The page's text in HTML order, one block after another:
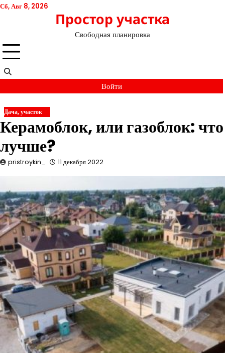
Перейти
Сб, Авг 8, 2026
Простор участка
Свободная планировка
Войти
Дача, участок
Керамоблок, или газоблок: что
лучше?
pristroykin_ 11 декабря 2022